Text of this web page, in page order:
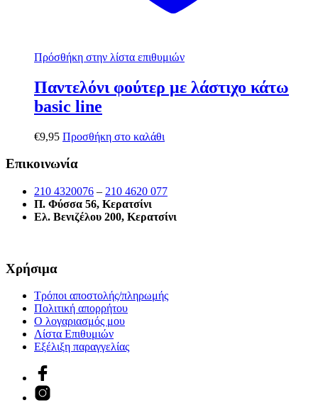
Πρόσθήκη στην λίστα επιθυμιών
Παντελόνι φούτερ με λάστιχο κάτω
basic line
€9,95 Προσθήκη στο καλάθι
Επικοινωνία
210 4320076 – 210 4620 077
Π. Φύσσα 56, Κερατσίνι
Ελ. Βενιζέλου 200, Κερατσίνι
Χρήσιμα
Τρόποι αποστολής/πληρωμής
Πολιτική απορρήτου
Ο λογαριασμός μου
Λίστα Επιθυμιών
Εξέλιξη παραγγελίας